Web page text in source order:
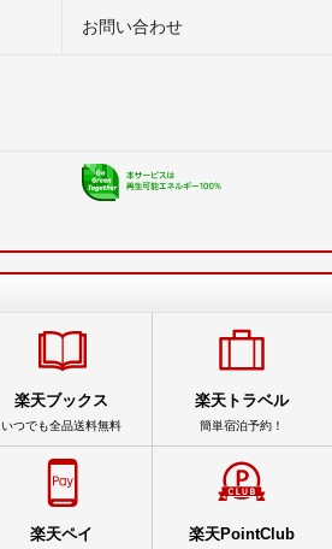
お問い合わせ
楽天ブックス
いつでも全品送料無料
楽天トラベル
簡単宿泊予約！
楽天ペイ 楽天PointClub